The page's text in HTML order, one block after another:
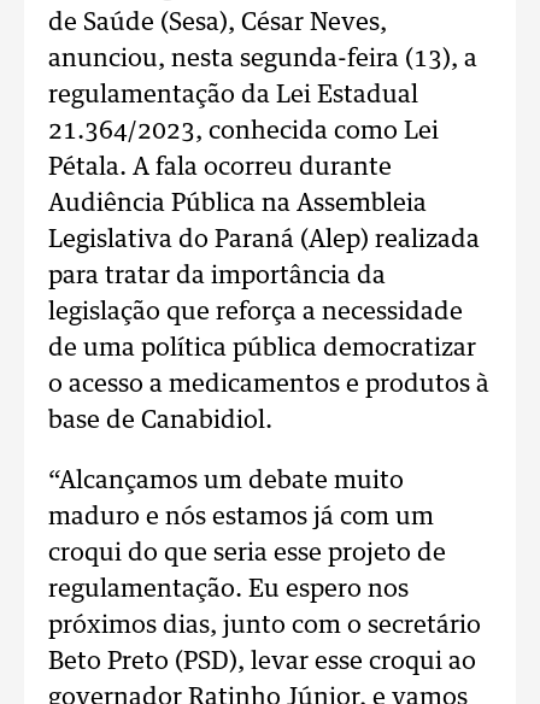
de Saúde (Sesa), César Neves,
anunciou, nesta segunda-feira (13), a
regulamentação da Lei Estadual
21.364/2023, conhecida como Lei
Pétala. A fala ocorreu durante
Audiência Pública na Assembleia
Legislativa do Paraná (Alep) realizada
para tratar da importância da
legislação que reforça a necessidade
de uma política pública democratizar
o acesso a medicamentos e produtos à
base de Canabidiol.
“Alcançamos um debate muito
maduro e nós estamos já com um
croqui do que seria esse projeto de
regulamentação. Eu espero nos
próximos dias, junto com o secretário
Beto Preto (PSD), levar esse croqui ao
governador Ratinho Júnior, e vamos